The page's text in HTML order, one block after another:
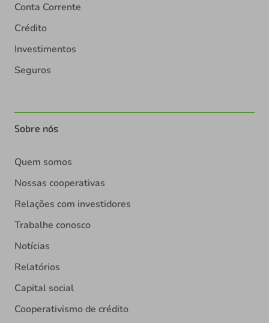
Conta Corrente
Crédito
Investimentos
Seguros
Sobre nós
Quem somos
Nossas cooperativas
Relações com investidores
Trabalhe conosco
Notícias
Relatórios
Capital social
Cooperativismo de crédito